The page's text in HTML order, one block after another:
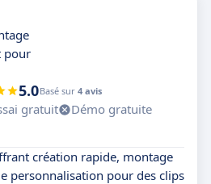
pour
5.0Basé sur 4 avis
gratuit
Démo gratuite
création rapide, montage
personnalisation pour des clips